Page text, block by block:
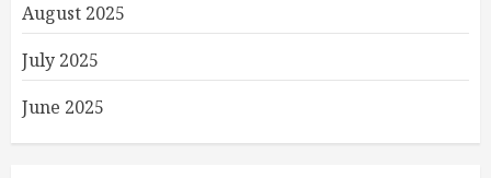
August 2025
July 2025
June 2025